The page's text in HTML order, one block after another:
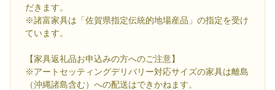
だきます。
※諸富家具は「佐賀県指定伝統的地場産品」の指定を受け
ています。
【家具返礼品お申込みの方へのご注意】
※アートセッティングデリバリー対応サイズの家具は離島
（沖縄諸島含む）への配送はできかねます。